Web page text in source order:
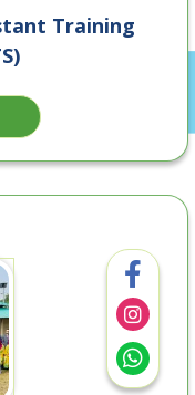
Training